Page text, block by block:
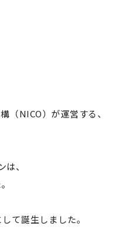
NICO）が運営する、
、
て誕生しました。